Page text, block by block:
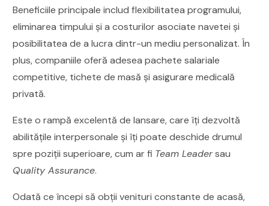
Beneficiile principale includ flexibilitatea programului,
eliminarea timpului și a costurilor asociate navetei și
posibilitatea de a lucra dintr-un mediu personalizat. În
plus, companiile oferă adesea pachete salariale
competitive, tichete de masă și asigurare medicală
privată.
Este o rampă excelentă de lansare, care îți dezvoltă
abilitățile interpersonale și îți poate deschide drumul
spre poziții superioare, cum ar fi Team Leadersau
Quality Assurance.
Odată ce începi să obții venituri constante de acasă,